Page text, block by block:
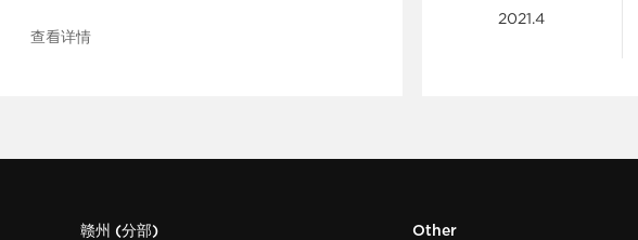
查看详情
2021.4
赣州 (分部) Other